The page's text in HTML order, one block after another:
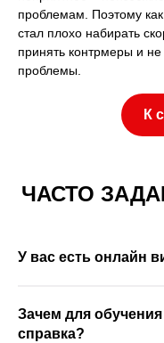
проблемам. Поэтому
стал плохо набирать
принять контрмеры и не
проблемы.
К
ЧАСТО
У вас есть онлайн
Зачем для
справка?